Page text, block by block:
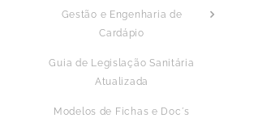
Gestão e Engenharia de
Cardápio
Guia de Legislação Sanitária
Atualizada
Modelos de Fichas e Doc´s